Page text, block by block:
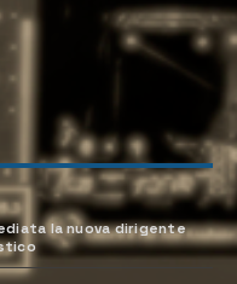
la nuova dirigente